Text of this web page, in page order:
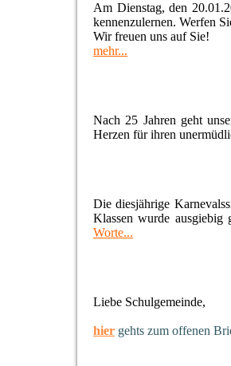
Am Dienstag, den
kennenzulernen. Werfen
Wir freuen uns auf Sie!
mehr...
Nach 25 Jahren geht
Herzen für ihren
Die diesjährige
Klassen wurde
Worte...
Liebe Schulgemeinde,
hier gehts zum offenen